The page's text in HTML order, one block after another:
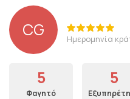
CG Ημερομηνία
5
Φαγητό
5